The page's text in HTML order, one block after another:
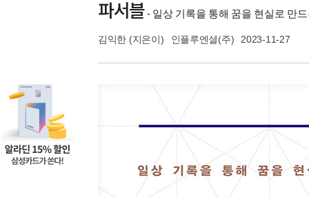
파서블- 일상 기록을 통해 꿈을 현실로 만
김익한 (지은이) 인플루엔셜(주) 2023-11-27